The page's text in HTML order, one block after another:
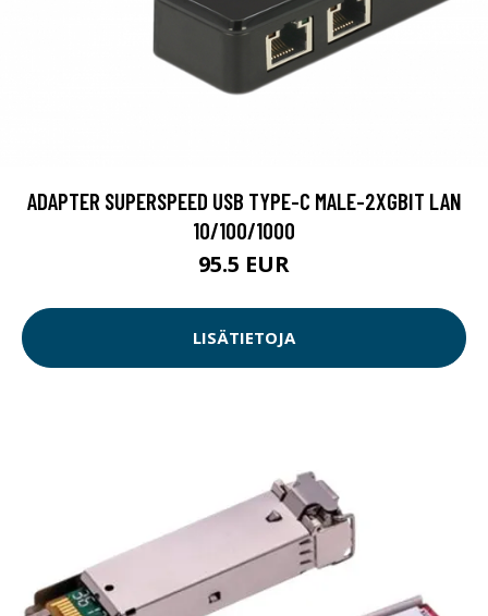
ADAPTER SUPERSPEED USB TYPE-C MALE-2XGBIT LAN
10/100/1000
95.5 EUR
LISÄTIETOJA